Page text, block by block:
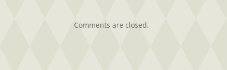
Comments are closed.